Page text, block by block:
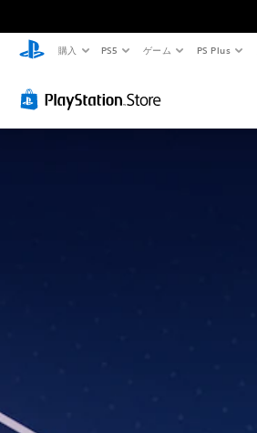
購入 PS5 ゲーム PS Plus